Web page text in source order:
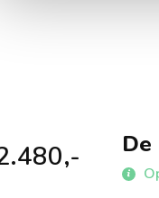
De